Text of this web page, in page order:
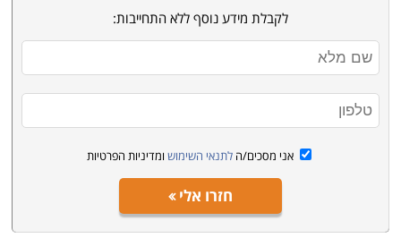
לקבלת מידע נוסף ללא התחייבות:
אני מסכים/ה לתנאי השימוש ומדיניות הפרטיות
חזרו אלי